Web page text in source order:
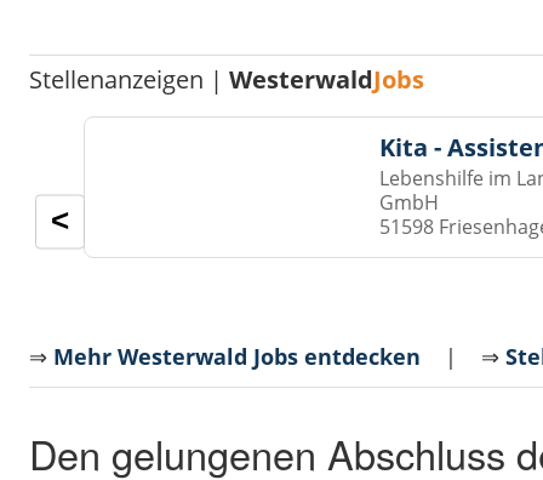
Stellenanzeigen |WesterwaldJobs
Kita -
Lebenshilfe im
GmbH
51598
<
⇒ Mehr Westerwald Jobs entdecken | ⇒
Den gelungenen Abschluss